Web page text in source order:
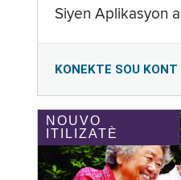
Siyen Aplikasyon
KONEKTE SOU KONT
NOUVO
ITILIZATÈ